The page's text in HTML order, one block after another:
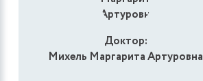
Доктор:
Михель Маргарита Артуровна